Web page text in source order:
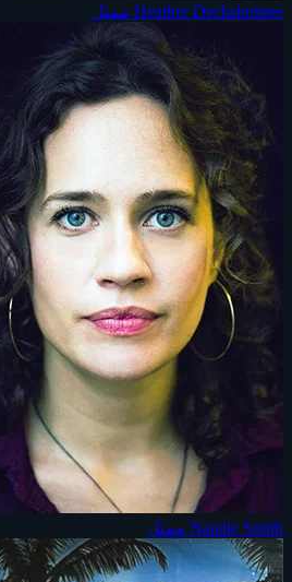
Heather Decksheimer ممثل
Natalie Smith ممثل